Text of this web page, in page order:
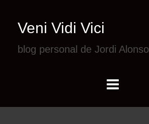
Veni Vidi Vici
blog personal de Jordi Alonso